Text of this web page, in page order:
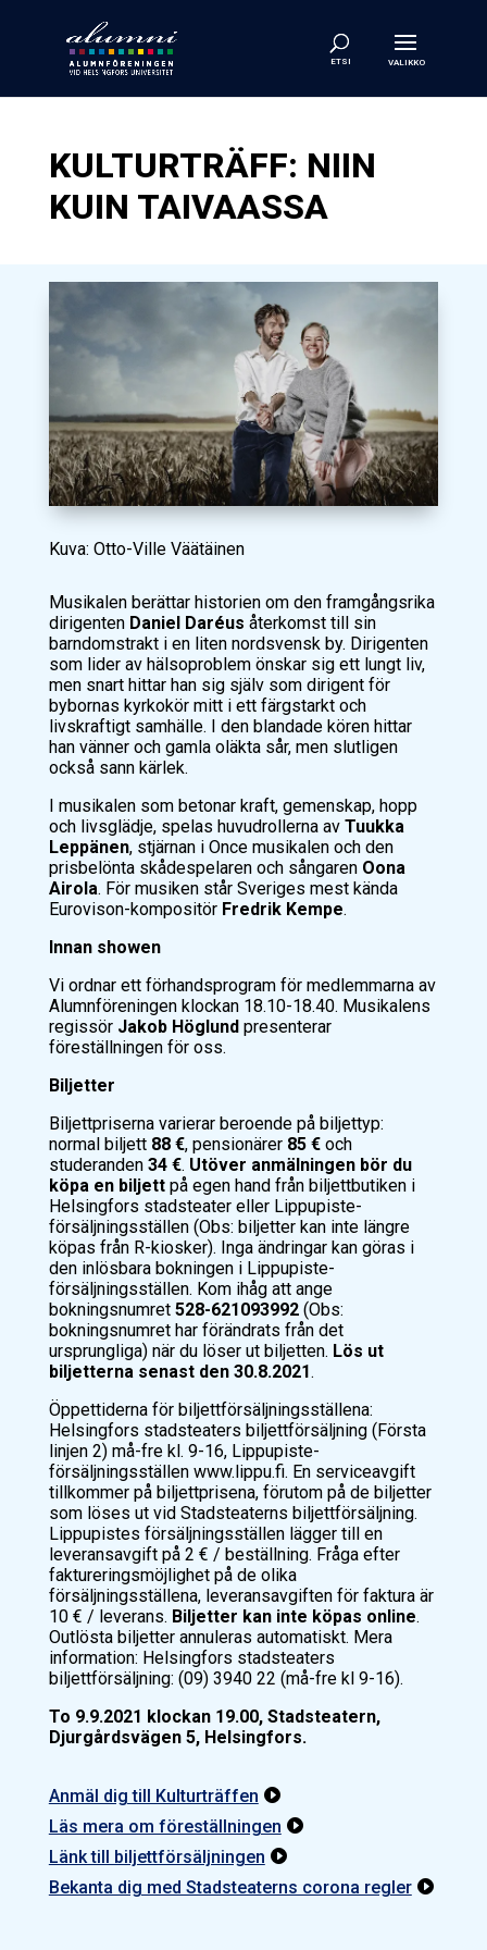
KULTURTRÄFF: NIIN
KUIN TAIVAASSA
Kuva: Otto-Ville Väätäinen
Musikalen berättar historien om den framgångsrika
dirigenten Daniel Daréus återkomst till sin
barndomstrakt i en liten nordsvensk by. Dirigenten
som lider av hälsoproblem önskar sig ett lungt liv,
men snart hittar han sig själv som dirigent för
bybornas kyrkokör mitt i ett färgstarkt och
livskraftigt samhälle. I den blandade kören hittar
han vänner och gamla oläkta sår, men slutligen
också sann kärlek.
I musikalen som betonar kraft, gemenskap, hopp
och livsglädje, spelas huvudrollerna av Tuukka
Leppänen, stjärnan i Once musikalen och den
prisbelönta skådespelaren och sångaren Oona
Airola. För musiken står Sveriges mest kända
Eurovison-kompositör Fredrik Kempe.
Innan showen
Vi ordnar ett förhandsprogram för medlemmarna av
Alumnföreningen klockan 18.10-18.40. Musikalens
regissör Jakob Höglundpresenterar
föreställningen för oss.
Biljetter
Biljettpriserna varierar beroende på biljettyp:
normal biljett 88 €, pensionärer85 €och
studeranden 34 €. Utöver anmälningen bör du
köpa en biljettpå egen hand från biljettbutiken i
Helsingfors stadsteater eller Lippupiste-
försäljningsställen (Obs: biljetter kan inte längre
köpas från R-kiosker). Inga ändringar kan göras i
den inlösbara bokningen i Lippupiste-
försäljningsställen. Kom ihåg att ange
bokningsnumret 528-621093992 (Obs:
bokningsnumret har förändrats från det
ursprungliga) när du löser ut biljetten. Lös ut
biljetterna senast den 30.8.2021.
Öppettiderna för biljettförsäljningsställena:
Helsingfors stadsteaters biljettförsäljning (Första
linjen 2) må-fre kl. 9-16, Lippupiste-
försäljningsställen www.lippu.fi. En serviceavgift
tillkommer på biljettprisena, förutom på de biljetter
som löses ut vid Stadsteaterns biljettförsäljning.
Lippupistes försäljningsställen lägger till en
leveransavgift på 2 € / beställning. Fråga efter
faktureringsmöjlighet på de olika
försäljningsställena, leveransavgiften för faktura är
10 € / leverans. Biljetter kan inte köpas online.
Outlösta biljetter annuleras automatiskt. Mera
information: Helsingfors stadsteaters
biljettförsäljning: (09) 3940 22 (må-fre kl 9-16).
To 9.9.2021 klockan 19.00, Stadsteatern,
Djurgårdsvägen 5, Helsingfors.
Anmäl dig till Kulturträffen 
Läs mera om föreställningen 
Länk till biljettförsäljningen 
Bekanta dig med Stadsteaterns corona regler 